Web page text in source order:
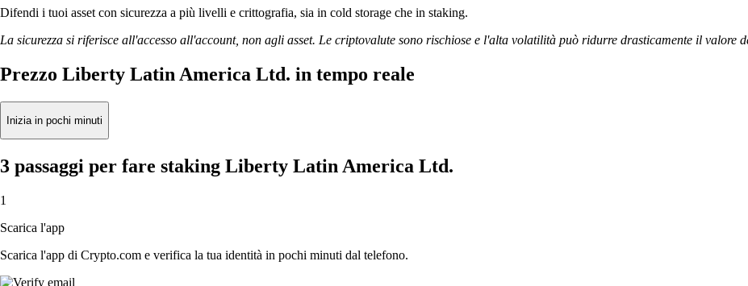
Difendi i tuoi asset con sicurezza a più livelli e crittografia, sia in cold storage che in staking.
La sicurezza si riferisce all'accesso all'account, non agli asset. Le criptovalute sono rischiose e l'alta volatilità può ridurre drasticamente il valore
Prezzo Liberty Latin America Ltd. in tempo reale
Inizia in pochi minuti
3 passaggi per fare staking Liberty Latin America Ltd.
1
Scarica l'app
Scarica l'app di Crypto.com e verifica la tua identità in pochi minuti dal telefono.